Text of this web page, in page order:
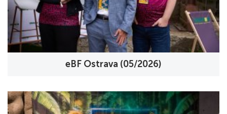
eBF Ostrava (05/2026)